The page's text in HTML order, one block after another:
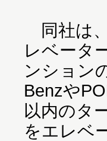
同社は
レベータ
ンション
Benzや
以内のタ
をエレベ